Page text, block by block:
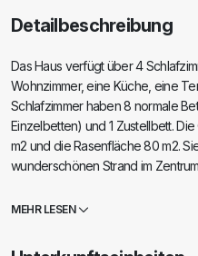
Detailbeschreibung
Das Haus verfügt über 4
Wohnzimmer, eine Küche, eine
Schlafzimmer haben 8 normale
Einzelbetten) und 1 Zustellbett.
m2 und die Rasenfläche 80 m2.
wunderschönen Strand im
Ruhe und Frieden. Ein
MEHR LESEN